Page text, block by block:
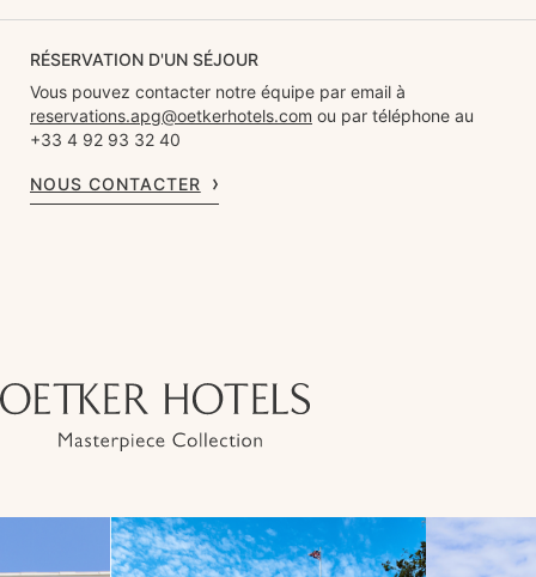
RÉSERVATION D'UN SÉJOUR
Vous pouvez contacter notre équipe par email à
reservations.apg@oetkerhotels.com ou par téléphone au
+33 4 92 93 32 40
NOUS CONTACTER